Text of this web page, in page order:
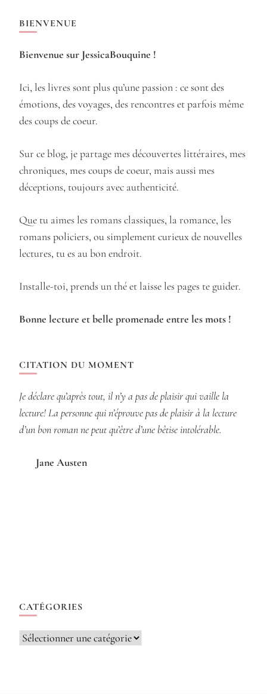
BIENVENUE
Bienvenue sur JessicaBouquine !
Ici, les livres sont plus qu’une passion : ce sont des
émotions, des voyages, des rencontres et parfois même
des coups de coeur.
Sur ce blog, je partage mes découvertes littéraires, mes
chroniques, mes coups de coeur, mais aussi mes
déceptions, toujours avec authenticité.
Que tu aimes les romans classiques, la romance, les
romans policiers, ou simplement curieux de nouvelles
lectures, tu es au bon endroit.
Installe-toi, prends un thé et laisse les pages te guider.
Bonne lecture et belle promenade entre les mots !
CITATION DU MOMENT
Je déclare qu’après tout, il n’y a pas de plaisir qui vaille la
lecture! La personne qui n’éprouve pas de plaisir à la lecture
d’un bon roman ne peut qu’être d’une bêtise intolérable.
Jane Austen
CATÉGORIES
Catégories